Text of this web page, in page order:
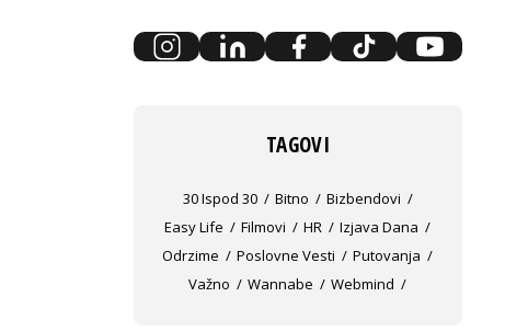
TAGOVI
30 Ispod 30 Bitno
Bizbendovi
Easy Life
Filmovi HR
Izjava Dana
Odrzime
Poslovne Vesti
Putovanja
Važno
Wannabe Webmind